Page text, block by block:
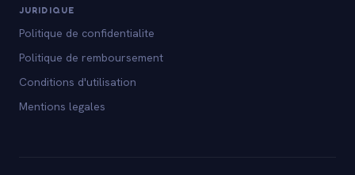
JURIDIQUE
Politique de confidentialite
Politique de remboursement
Conditions d'utilisation
Mentions legales